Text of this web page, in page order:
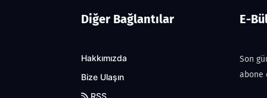
Diğer Bağlantılar
Hakkımızda
Bize Ulaşın
E-
Son
abone